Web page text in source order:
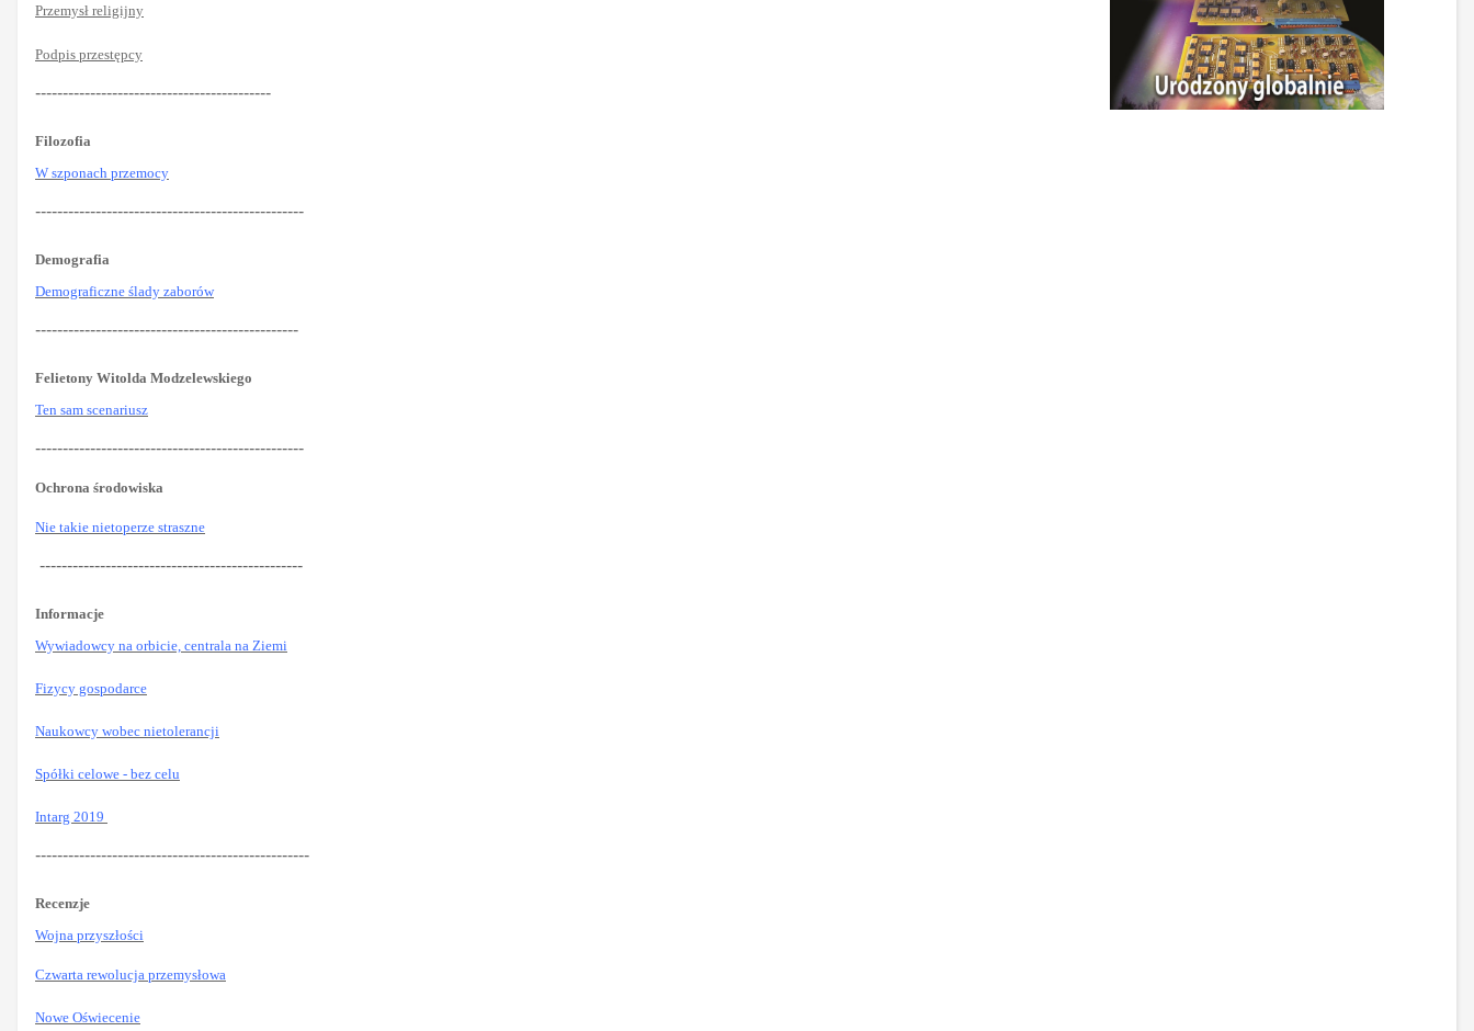
Przemysł religijny
Podpis przestępcy
-------------------------------------------
Filozofia
W szponach przemocy
-------------------------------------------------
Demografia
Demograficzne ślady zaborów
------------------------------------------------
Felietony Witolda Modzelewskiego
Ten sam scenariusz
-------------------------------------------------
Ochrona środowiska
Nie takie nietoperze straszne
------------------------------------------------
Informacje
Wywiadowcy na orbicie, centrala na Ziemi
Fizycy gospodarce
Naukowcy wobec nietolerancji
Spółki celowe - bez celu
Intarg 2019
--------------------------------------------------
Recenzje
Wojna przyszłości
Czwarta rewolucja przemysłowa
Nowe Oświecenie